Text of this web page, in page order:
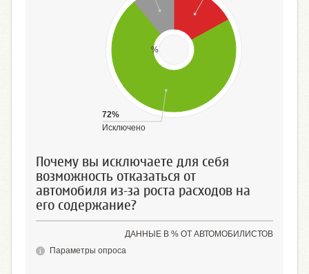
%
72%
Исключено
Почему вы исключаете для себя
возможность отказаться от
автомобиля из-за роста расходов на
его содержание?
ДАННЫЕ В % ОТ АВТОМОБИЛИСТОВ
Параметры опроса